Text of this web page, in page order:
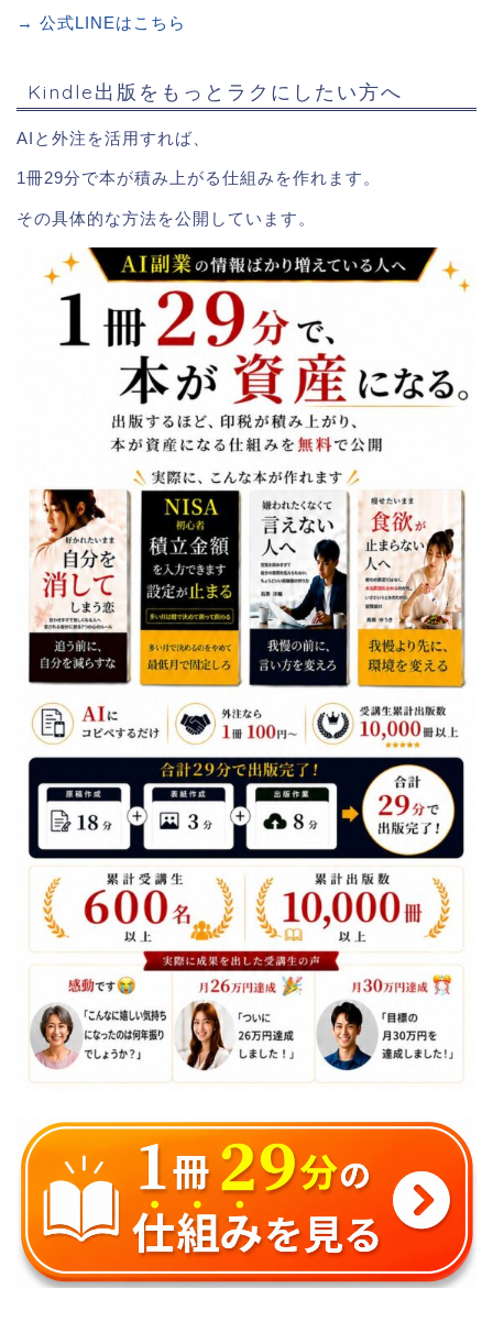
→ 公式LINEはこちら
Kindle出版をもっとラクにしたい方へ
AIと外注を活用すれば、
1冊29分で本が積み上がる仕組みを作れます。
その具体的な方法を公開しています。